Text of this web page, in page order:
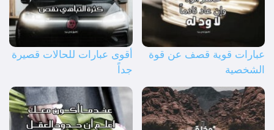
عبارات قوية قصف عن قوة
الشخصية
أقوى عبارات للحالات قصيرة
جداً